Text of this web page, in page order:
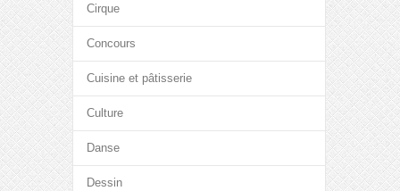
Cirque
Concours
Cuisine et pâtisserie
Culture
Danse
Dessin